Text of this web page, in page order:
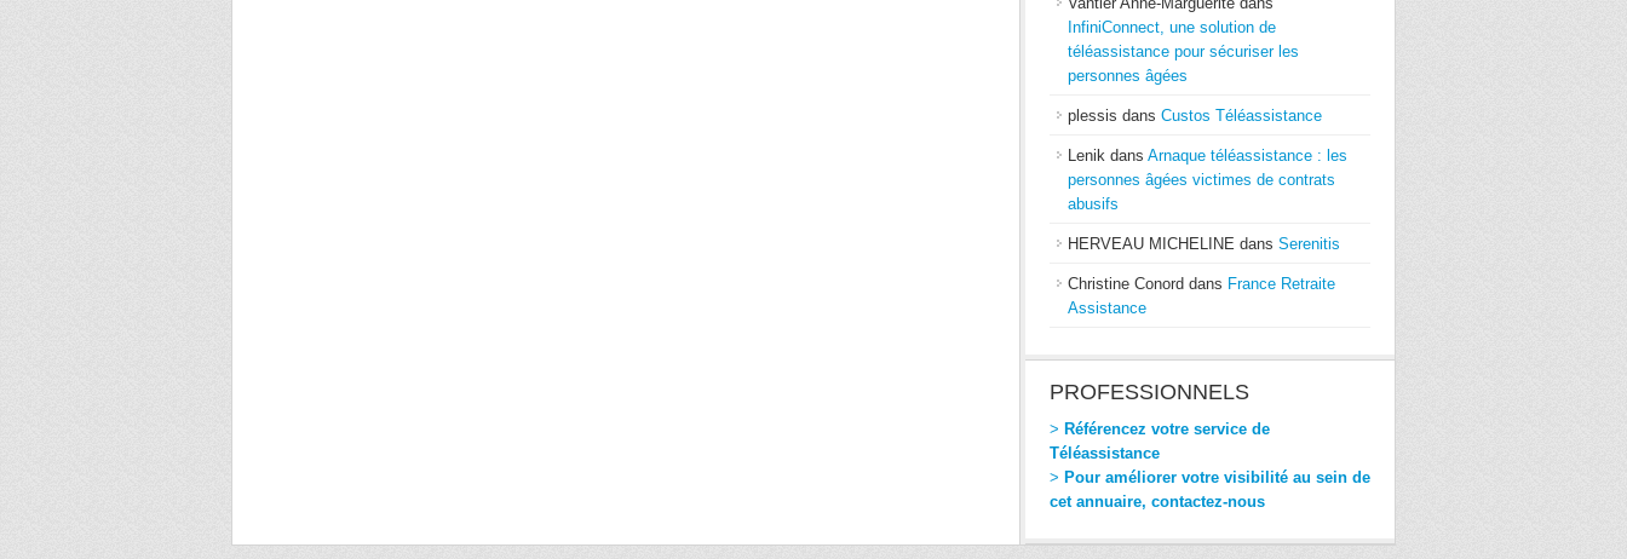
InfiniConnect, une solution de
téléassistance pour sécuriser les
personnes âgées
plessis dans Custos Téléassistance
Lenik dans Arnaque téléassistance : les
personnes âgées victimes de contrats
abusifs
HERVEAU MICHELINE dans Serenitis
Christine Conord dans France Retraite
Assistance
PROFESSIONNELS
> Référencez votre service de
Téléassistance
> Pour améliorer votre visibilité au sein de
cet annuaire, contactez-nous